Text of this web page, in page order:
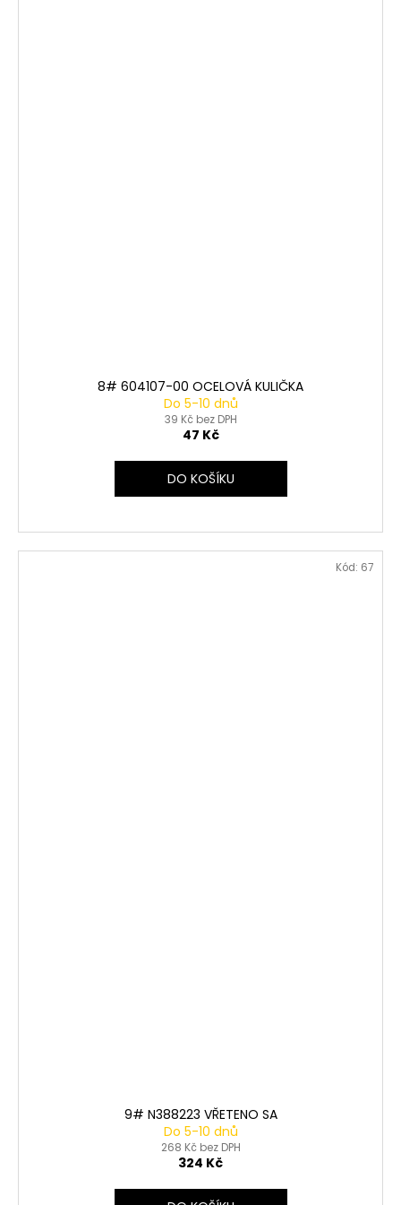
8# 604107-00 OCELOVÁ KULIČKA
Do 5-10 dnů
39 Kč bez DPH
47 Kč
DO KOŠÍKU
9# N388223 VŘETENO SA
Do 5-10 dnů
268 Kč bez DPH
324 Kč
Kód: 67